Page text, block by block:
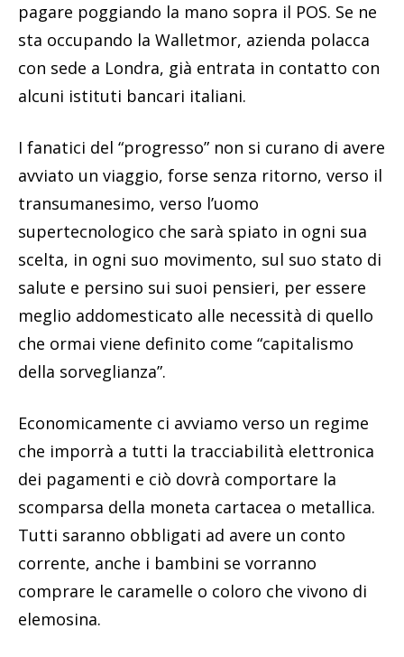
pagare poggiando la mano sopra il POS. Se ne
sta occupando la Walletmor, azienda polacca
con sede a Londra, già entrata in contatto con
alcuni istituti bancari italiani.
I fanatici del “progresso” non si curano di avere
avviato un viaggio, forse senza ritorno, verso il
transumanesimo, verso l’uomo
supertecnologico che sarà spiato in ogni sua
scelta, in ogni suo movimento, sul suo stato di
salute e persino sui suoi pensieri, per essere
meglio addomesticato alle necessità di quello
che ormai viene definito come “capitalismo
della sorveglianza”.
Economicamente ci avviamo verso un regime
che imporrà a tutti la tracciabilità elettronica
dei pagamenti e ciò dovrà comportare la
scomparsa della moneta cartacea o metallica.
Tutti saranno obbligati ad avere un conto
corrente, anche i bambini se vorranno
comprare le caramelle o coloro che vivono di
elemosina.